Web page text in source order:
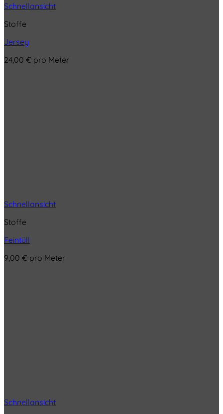
Schnellansicht
Stoffe
Jersey
24,00 € pro Meter
Schnellansicht
Stoffe
Feintüll
9,00 € pro Meter
Schnellansicht